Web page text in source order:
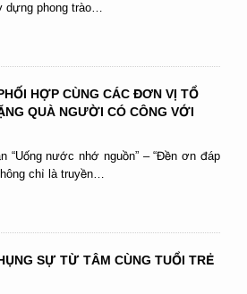
dựng phong trào…
HỢP CÙNG CÁC ĐƠN VỊ TỔ
QUÀ NGƯỜI CÓ CÔNG VỚI
“Uống nước nhớ nguồn” – “Đền ơn đáp
chỉ là truyền…
SỰ TỪ TÂM CÙNG TUỔI TRẺ